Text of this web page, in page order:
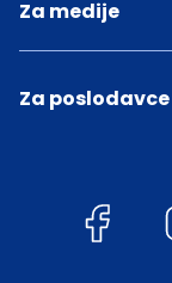
Za medije
Za poslodavce